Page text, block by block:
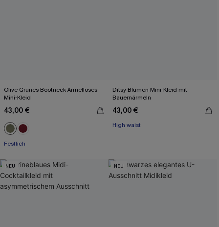
Olive Grünes Bootneck Ärmelloses
Mini-Kleid
43,00 €
Festlich
Ditsy Blumen Mini-Kleid mit
Bauernärmeln
43,00 €
High waist
NEU NEU